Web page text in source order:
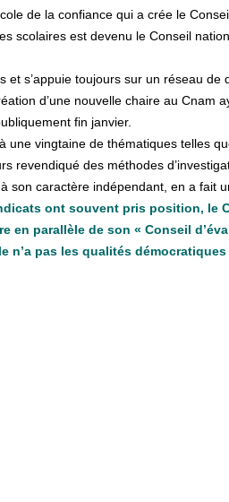
de la confiance qui a crée le
scolaires est devenu le Conseil
s’appuie toujours sur un réseau
d’une nouvelle chaire au Cnam
fin janvier.
vingtaine de thématiques telles
revendiqué des méthodes
son caractère indépendant, en a
ont souvent pris position,
parallèle de son « Conseil
pas les qualités